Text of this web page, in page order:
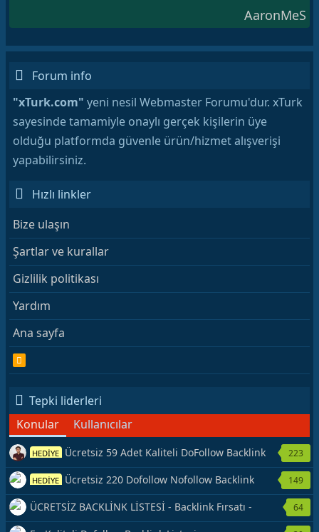
AaronMeS
Forum info
"xTurk.com" yeni nesil Webmaster Forumu'dur. xTurk
sayesinde tamamiyle onaylı gerçek kişilerin üye
olduğu platformda güvenle ürün/hizmet alışverişi
yapabilirsiniz.
Hızlı linkler
Bize ulaşın
Şartlar ve kurallar
Gizlilik politikası
Yardım
Ana sayfa
S
Tepki liderleri
Konular
Kullanıcılar
HEDİYE Ücretsiz 59 Adet Kaliteli DoFollow Backlink
Kaynağı Veriyorum.
223
HEDİYE Ücretsiz 220 Dofollow Nofollow Backlink
Veriyorum
149
ÜCRETSİZ BACKLİNK LİSTESİ - Backlink Fırsatı -
Hemen Yetiş!
64